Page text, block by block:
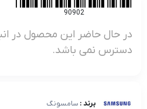
90902
در حال حاضر این محصول در
دسترس نمی باشد.
برند : سامسونگ